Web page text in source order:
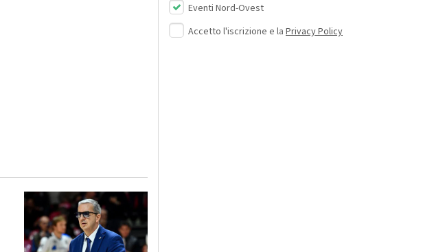
Eventi Nord-Ovest
Accetto l'iscrizione e la Privacy Policy